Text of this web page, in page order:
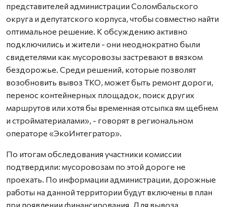
представителей администрации Соломбальского
округа и депутатского корпуса, чтобы совместно найти
оптимальное решение. К обсуждению активно
подключились и жители - они неоднократно были
свидетелями как мусоровозы застревают в вязком
бездорожье. Среди решений, которые позволят
возобновить вывоз ТКО, может быть ремонт дороги,
перенос контейнерных площадок, поиск других
маршрутов или хотя бы временная отсыпка ям щебнем
и стройматериалами», - говорят в региональном
операторе «ЭкоИнтегратор».
По итогам обследования участники комиссии
подтвердили: мусоровозам по этой дороге не
проехать. По информации администрации, дорожные
работы на данной территории будут включены в план
при появлении финансирования. Для вывоза